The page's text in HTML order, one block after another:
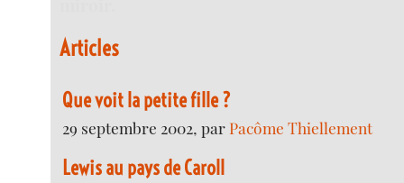
Articles
Que voit la petite fille ?
29 septembre 2002, par Pacôme Thiellement
Lewis au pays de Caroll